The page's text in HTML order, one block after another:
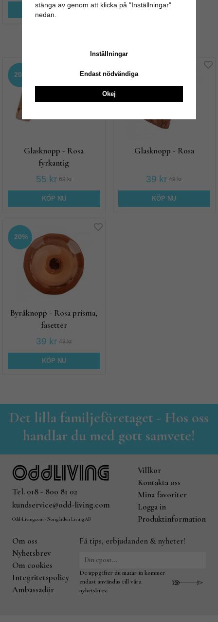
KÖP NU
20%
Glasknopp - Rosa
fyrkantig
55 kr 69 kr
KÖP NU
20%
Glasknopp - Rosa
39 kr 49 kr
KÖP NU
20%
Byråknopp - Rosa prisma,
fasetter
39 kr 49 kr
KÖP NU
Det lilla familjeföretaget - Hos oss
handlar du med gott samvete!
Tel. 018 - 800 81 02
kundservice@odd-living.com
Odd-Living.com - Norrgården Living AB
Villkor
Kontakta oss
Mina favoriter
Logga in
Produktinformation
Om oss
Nyhetsbrev
Om cookies
Integritetspolicy
Ambassadör
Få tips, erbjudanden & nyheter!
De uppgifter du matar in kommer
endast användas till våra
nyhetsbrev.
stänga av genom att klicka på "Inställningar"
nedan.
Inställningar
Endast nödvändiga
Okej